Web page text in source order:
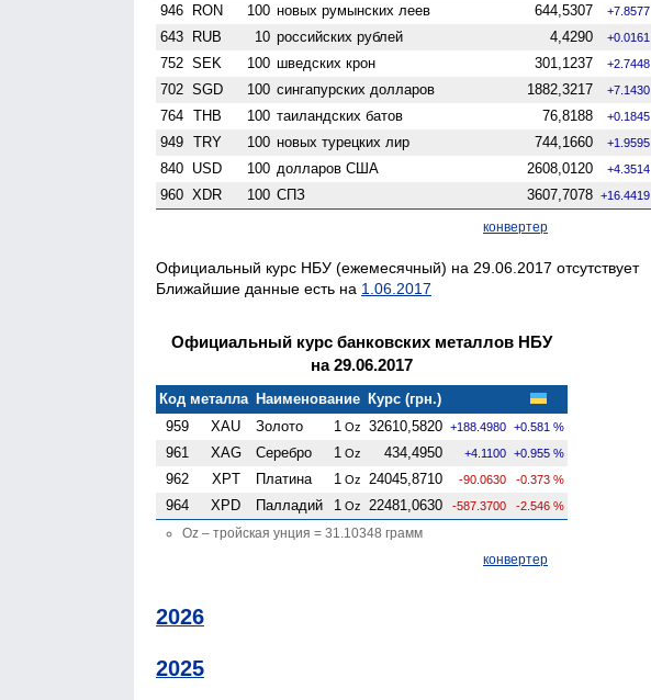
946 RON 100 новых румынских леев 644,5307 +7.8577
643 RUB 10 российских рублей 4,4290 +0.0161
752 SEK 100 шведских крон 301,1237 +2.7448
702 SGD 100 сингапурских долларов 1882,3217 +7.1430
764 THB 100 таиландских батов 76,8188 +0.1845
949 TRY 100 новых турецких лир 744,1660 +1.9595
840 USD 100 долларов США 2608,0120 +4.3514
960 XDR 100 СПЗ 3607,7078 +16.4419
конвертер
Официальный курс НБУ (ежемесячный) на 29.06.2017 отсутствует
Ближайшие данные есть на 1.06.2017
Официальный курс банковских металлов НБУ
на 29.06.2017
Код металла Наименование Курс (грн.)
959
XAU Золото 1 Oz 32610,5820 +188.4980 +0.581 %
961 XAG Серебро 1 Oz 434,4950 +4.1100 +0.955 %
962 XPT Платина 1 Oz 24045,8710 -90.0630 -0.373 %
964 XPD Палладий 1 Oz 22481,0630 -587.3700 -2.546 %
Oz – тройская унция = 31.10348 грамм
конвертер
2026
2025